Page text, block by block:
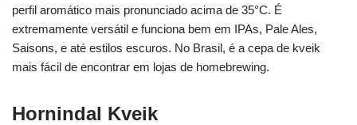
perfil aromático mais pronunciado acima de 35°C. É
extremamente versátil e funciona bem em IPAs, Pale Ales,
Saisons, e até estilos escuros. No Brasil, é a cepa de kveik
mais fácil de encontrar em lojas de homebrewing.
Hornindal Kveik